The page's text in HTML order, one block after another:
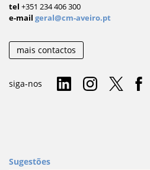
tel +351 234 406 300
e-mail geral@cm-aveiro.pt
mais contactos
siga-nos
Sugestões